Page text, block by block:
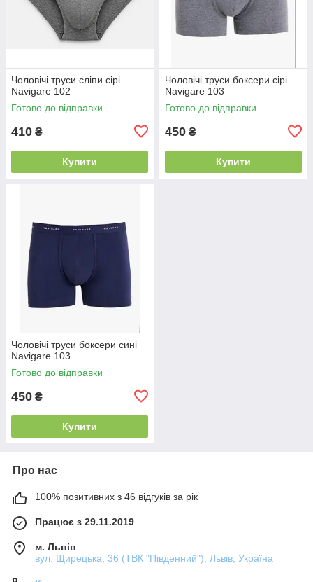
Чоловічі труси сліпи сірі
Navigare 102
Готово до відправки
410 ₴
Купити
Чоловічі труси боксери сірі
Navigare 103
Готово до відправки
450 ₴
Купити
Чоловічі труси боксери сині
Navigare 103
Готово до відправки
450 ₴
Купити
Про нас
100% позитивних з 46 відгуків за рік
Працює з 29.11.2019
м. Львів
вул. Щирецька, 36 (ТВК "Південний"), Львів, Україна